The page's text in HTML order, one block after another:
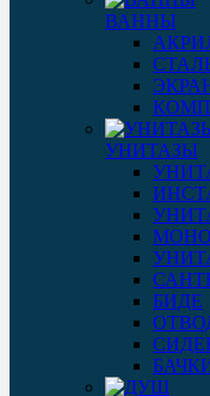
ВАННЫ
УНИТАЗЫ
БИДЕ